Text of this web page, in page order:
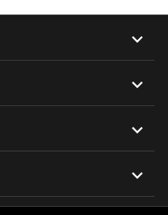



